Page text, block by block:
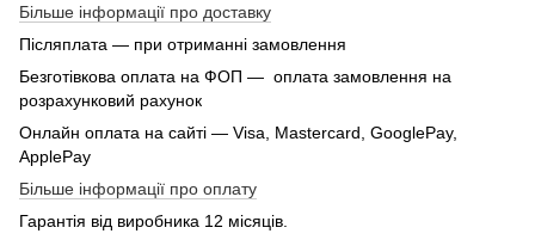
Більше інформації про доставку
Післяплата — при отриманні замовлення
Безготівкова оплата на ФОП — оплата замовлення на
розрахунковий рахунок
Онлайн оплата на сайті — Visa, Mastercard, GooglePay,
ApplePay
Більше інформації про оплату
Гарантія від виробника 12 місяців.